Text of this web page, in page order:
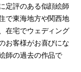
定評のある似顔絵師
で東海地方や関西地
在宅でウェディング
お客様がお喜びにな
師の過去の作品で